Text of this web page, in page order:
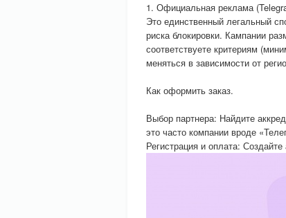
1. Официальная реклама
Это единственный легальный
риска блокировки. Кампании
соответствуете критериям
меняться в зависимости от
Как оформить заказ.
Выбор партнера: Найдите
это часто компании вроде
Регистрация и оплата: